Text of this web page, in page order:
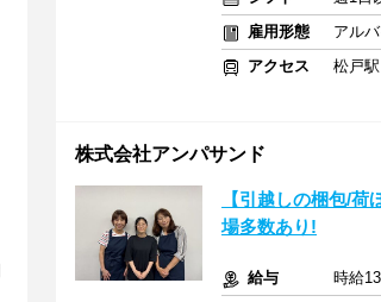
雇用形態
アル
アクセス
松戸駅
株式会社アンパサンド
【引越しの梱包/
場多数あり!
給与
時給